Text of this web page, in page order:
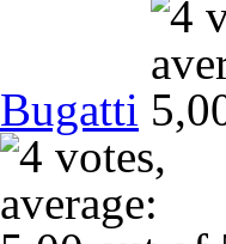
Bugatti